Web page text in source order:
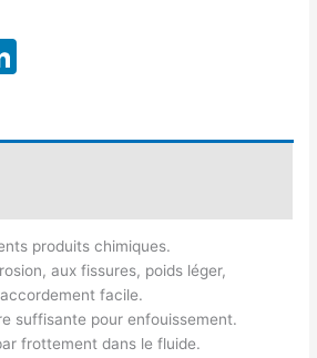
produits chimiques.
aux fissures, poids léger,
facile.
suffisante pour enfouissement.
frottement dans le fluide.